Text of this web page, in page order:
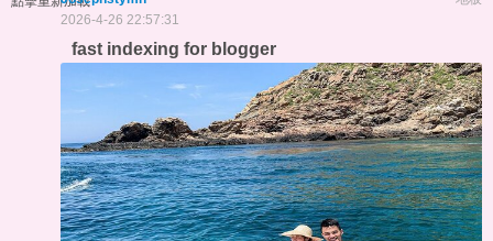
2026-4-26 22:57:31
fast indexing for blogger